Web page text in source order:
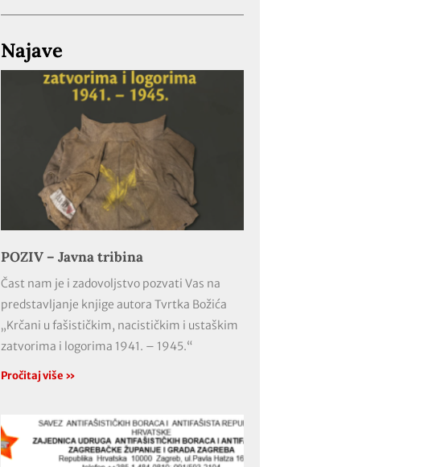
Najave
POZIV – Javna tribina
Čast nam je i zadovoljstvo pozvati Vas na
predstavljanje knjige autora Tvrtka Božića
„Krčani u fašističkim, nacističkim i ustaškim
zatvorima i logorima 1941. – 1945.“
Pročitaj više »